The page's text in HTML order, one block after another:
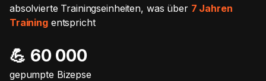
absolvierte Trainingseinheiten, was über 7 Jahren
Trainingentspricht
💪 60 000
gepumpte Bizepse